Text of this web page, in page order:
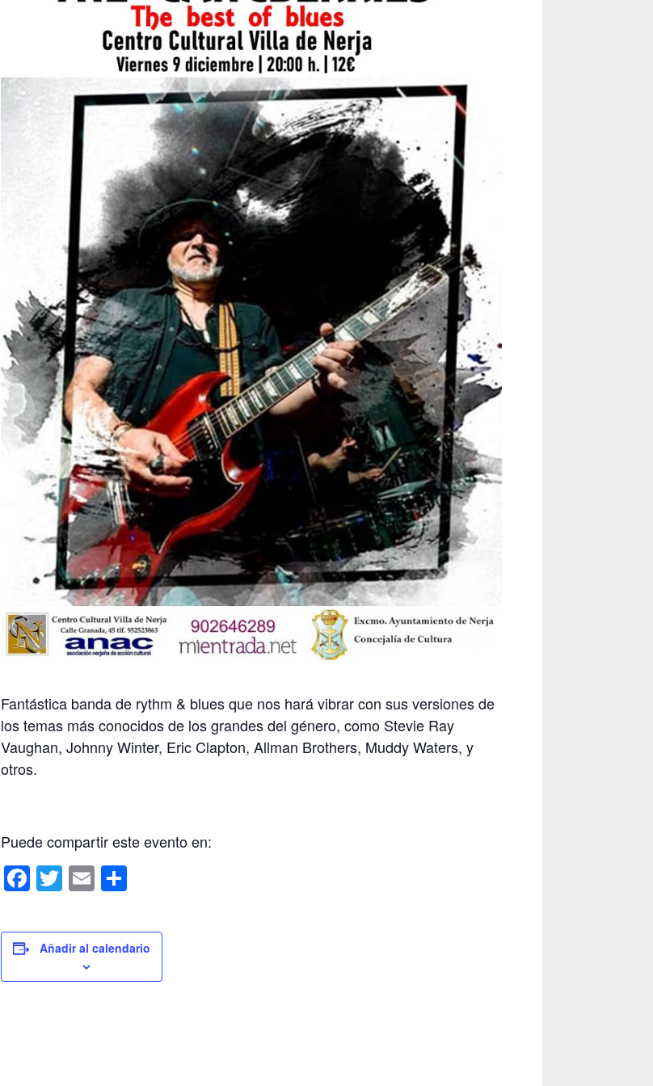
Fantástica banda de rythm & blues que nos hará vibrar con sus versiones de
los temas más conocidos de los grandes del género, como Stevie Ray
Vaughan, Johnny Winter, Eric Clapton, Allman Brothers, Muddy Waters, y
otros.
Puede compartir este evento en:
F
a
c
e
b
T
wi
tt
er
E
m
ail
C
m
p
ar
Añadir al calendario